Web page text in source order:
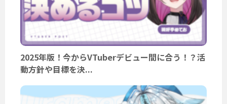
2025年版！今からVTuberデビュー間に合う！？活
動方針や目標を決...